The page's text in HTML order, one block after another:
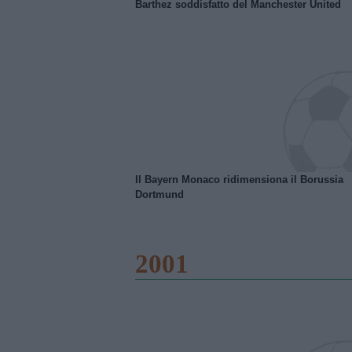
Barthez soddisfatto del Manchester United
Il Bayern Monaco ridimensiona il Borussia
Dortmund
2001